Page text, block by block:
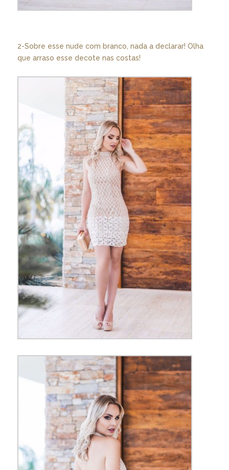
2-Sobre esse nude com branco, nada a declarar! Olha
que arraso esse decote nas costas!